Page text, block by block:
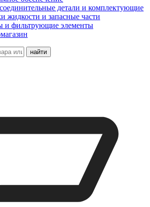
детали и комплектующие
жидкости и запасные части
и фильтрующие элементы